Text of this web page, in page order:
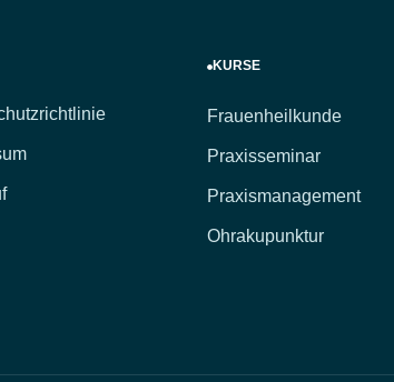
KURSE
Frauenheilkunde
Praxisseminar
Praxismanagement
Ohrakupunktur